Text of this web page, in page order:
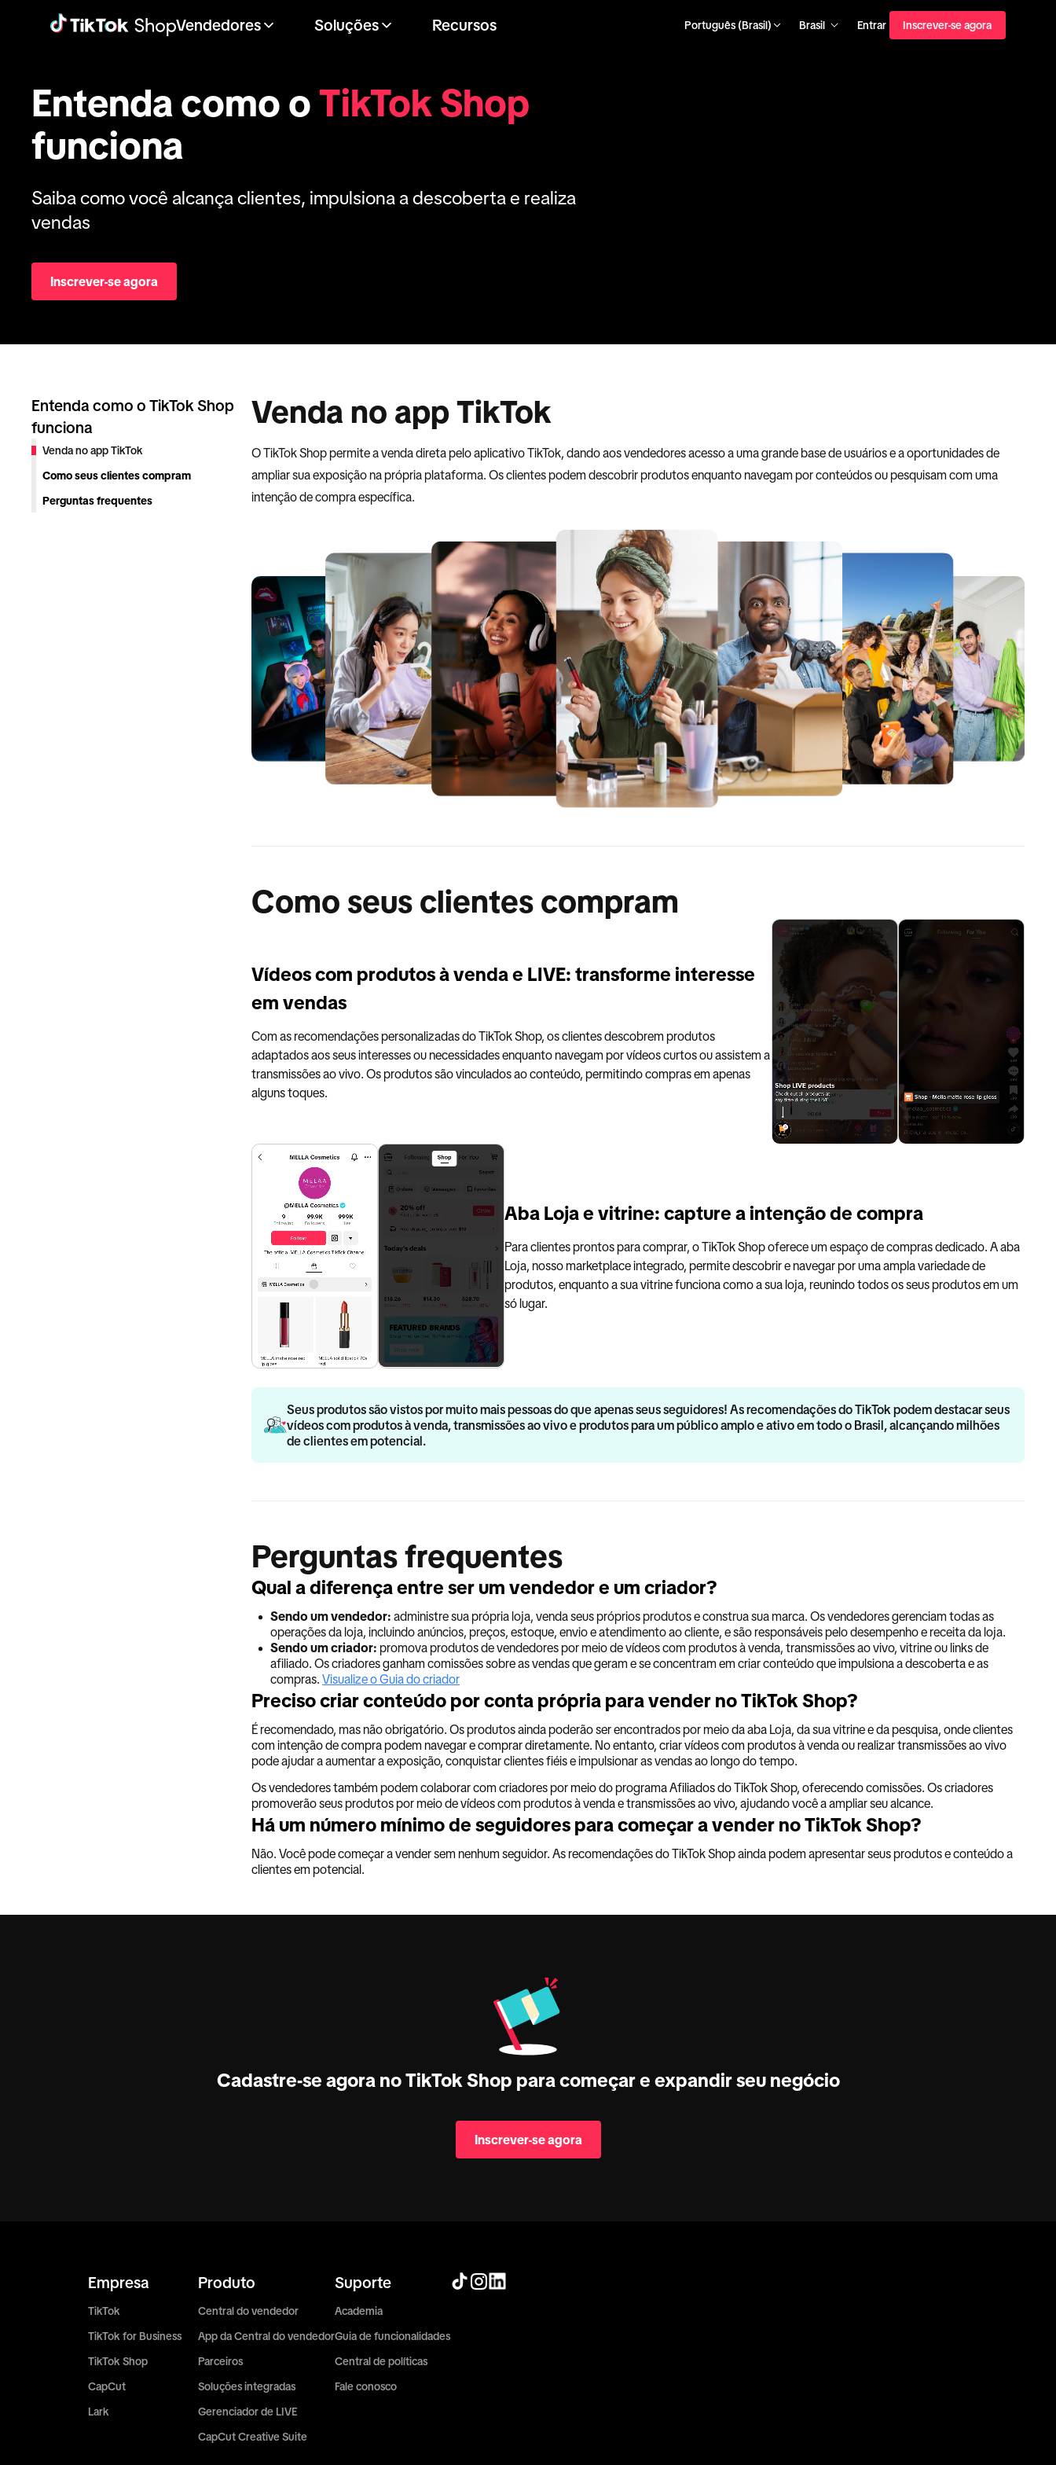
Vendedores Soluções Recursos Português (Brasil) Brasil Entrar Inscrever-se agora
Entenda como o TikTok Shop
funciona
Saiba como você alcança clientes, impulsiona a descoberta e realiza
vendas
Inscrever-se agora
Entenda como o TikTok Shop
funciona
Venda no app TikTok
Como seus clientes compram
Perguntas frequentes
Venda no app TikTok
O TikTok Shop permite a venda direta pelo aplicativo TikTok, dando aos vendedores acesso a uma grande base de usuários e a oportunidades de
ampliar sua exposição na própria plataforma. Os clientes podem descobrir produtos enquanto navegam por conteúdos ou pesquisam com uma
intenção de compra específica.
Como seus clientes compram
Vídeos com produtos à venda e LIVE: transforme interesse
em vendas
Com as recomendações personalizadas do TikTok Shop, os clientes descobrem produtos
adaptados aos seus interesses ou necessidades enquanto navegam por vídeos curtos ou assistem a
transmissões ao vivo. Os produtos são vinculados ao conteúdo, permitindo compras em apenas
alguns toques.
Aba Loja e vitrine: capture a intenção de compra
Para clientes prontos para comprar, o TikTok Shop oferece um espaço de compras dedicado. A aba
Loja, nosso marketplace integrado, permite descobrir e navegar por uma ampla variedade de
produtos, enquanto a sua vitrine funciona como a sua loja, reunindo todos os seus produtos em um
só lugar.
Seus produtos são vistos por muito mais pessoas do que apenas seus seguidores! As recomendações do TikTok podem destacar seus
vídeos com produtos à venda, transmissões ao vivo e produtos para um público amplo e ativo em todo o Brasil, alcançando milhões
de clientes em potencial.
Perguntas frequentes
Qual a diferença entre ser um vendedor e um criador?
• Sendo um vendedor: administre sua própria loja, venda seus próprios produtos e construa sua marca. Os vendedores gerenciam todas as
operações da loja, incluindo anúncios, preços, estoque, envio e atendimento ao cliente, e são responsáveis pelo desempenho e receita da loja.
• Sendo um criador: promova produtos de vendedores por meio de vídeos com produtos à venda, transmissões ao vivo, vitrine ou links de
afiliado. Os criadores ganham comissões sobre as vendas que geram e se concentram em criar conteúdo que impulsiona a descoberta e as
compras. Visualize o Guia do criador
Preciso criar conteúdo por conta própria para vender no TikTok Shop?
É recomendado, mas não obrigatório. Os produtos ainda poderão ser encontrados por meio da aba Loja, da sua vitrine e da pesquisa, onde clientes
com intenção de compra podem navegar e comprar diretamente. No entanto, criar vídeos com produtos à venda ou realizar transmissões ao vivo
pode ajudar a aumentar a exposição, conquistar clientes fiéis e impulsionar as vendas ao longo do tempo.
Os vendedores também podem colaborar com criadores por meio do programa Afiliados do TikTok Shop, oferecendo comissões. Os criadores
promoverão seus produtos por meio de vídeos com produtos à venda e transmissões ao vivo, ajudando você a ampliar seu alcance.
Há um número mínimo de seguidores para começar a vender no TikTok Shop?
Não. Você pode começar a vender sem nenhum seguidor. As recomendações do TikTok Shop ainda podem apresentar seus produtos e conteúdo a
clientes em potencial.
Cadastre-se agora no TikTok Shop para começar e expandir seu negócio
Inscrever-se agora
Empresa
TikTok
TikTok for Business
TikTok Shop
CapCut
Lark
Produto
Central do vendedor
App da Central do vendedor
Parceiros
Soluções integradas
Gerenciador de LIVE
CapCut Creative Suite
Suporte
Academia
Guia de funcionalidades
Central de políticas
Fale conosco